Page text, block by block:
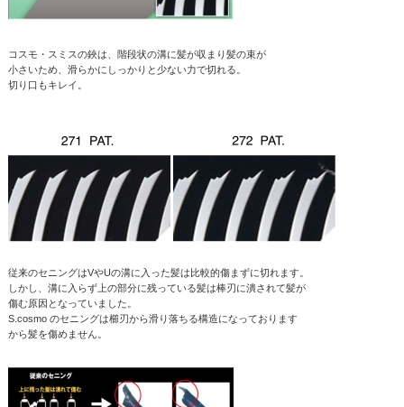
コスモ・スミスの鋏は、階段状の溝に髪が収まり髪の束が
小さいため、滑らかにしっかりと少ない力で切れる。
切り口もキレイ。
従来のセニングはVやUの溝に入った髪は比較的傷まずに切れます。
しかし、溝に入らず上の部分に残っている髪は棒刃に潰されて髪が
傷む原因となっていました。
S.cosmo のセニングは櫛刃から滑り落ちる構造になっております
から髪を傷めません。